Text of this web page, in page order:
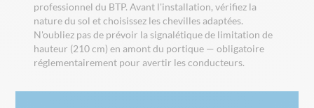
professionnel du BTP. Avant l'installation, vérifiez la
nature du sol et choisissez les chevilles adaptées.
N'oubliez pas de prévoir la signalétique de limitation de
hauteur (210 cm) en amont du portique — obligatoire
réglementairement pour avertir les conducteurs.